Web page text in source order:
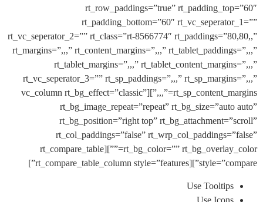
rt_row_paddings=”true”
rt_padding_bottom=”60″
rt_vc_seperator_2=”” rt_class=”rt-8566774″
rt_margins=”,,,” rt_content_margins=”,,,”
rt_tablet_margins=”,,,”
rt_vc_seperator_3=”” rt_sp_paddings=”,,,”
rt_sp_content_margins=”,,,”][vc_column rt_bg_effect=”classic”
rt_bg_image_repeat=”repeat”
rt_bg_position=”right top”
rt_col_paddings=”false”
rt_bg_color=”” rt_bg_overlay_color=””][rt_compare_table
Use
Use